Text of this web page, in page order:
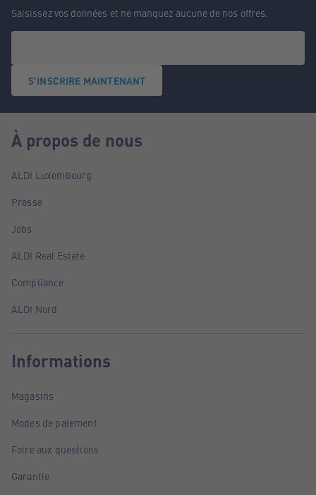
Saisissez vos données et ne manquez aucune de nos offres.
S'INSCRIRE MAINTENANT
À propos de nous
ALDI Luxembourg
Presse
Jobs
ALDI Real Estate
Compliance
ALDI Nord
Informations
Magasins
Modes de paiement
Foire aux questions
Garantie